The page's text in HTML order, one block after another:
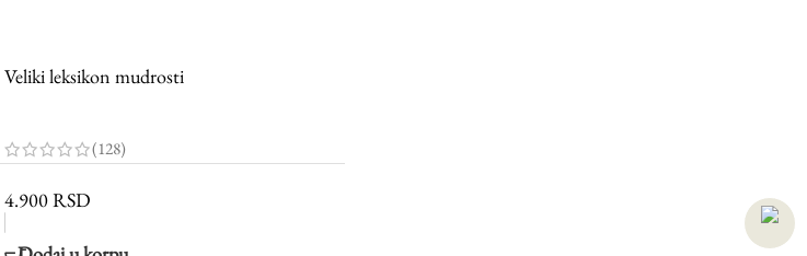
Veliki leksikon mudrosti
(128)
4.900RSD